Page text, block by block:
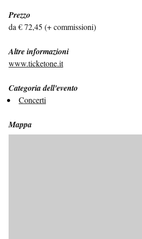
Prezzo
da € 72,45 (+ commissioni)
Altre informazioni
www.ticketone.it
Categoria dell'evento
Concerti
Mappa